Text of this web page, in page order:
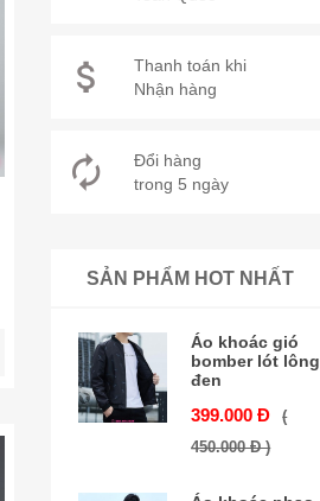
Thanh toán khi
Nhận hàng
Đổi hàng
trong 5 ngày
SẢN PHẨM HOT NHẤT
Áo khoác gió
bomber lót lông
đen
399.000 Đ
(
450.000 Đ )